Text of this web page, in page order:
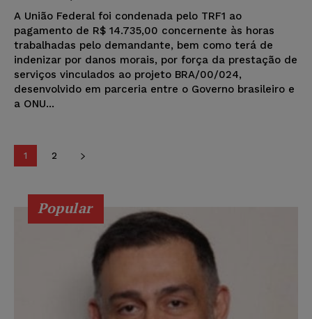
A União Federal foi condenada pelo TRF1 ao
pagamento de R$ 14.735,00 concernente às horas
trabalhadas pelo demandante, bem como terá de
indenizar por danos morais, por força da prestação de
serviços vinculados ao projeto BRA/00/024,
desenvolvido em parceria entre o Governo brasileiro e
a ONU...
1 2
Popular